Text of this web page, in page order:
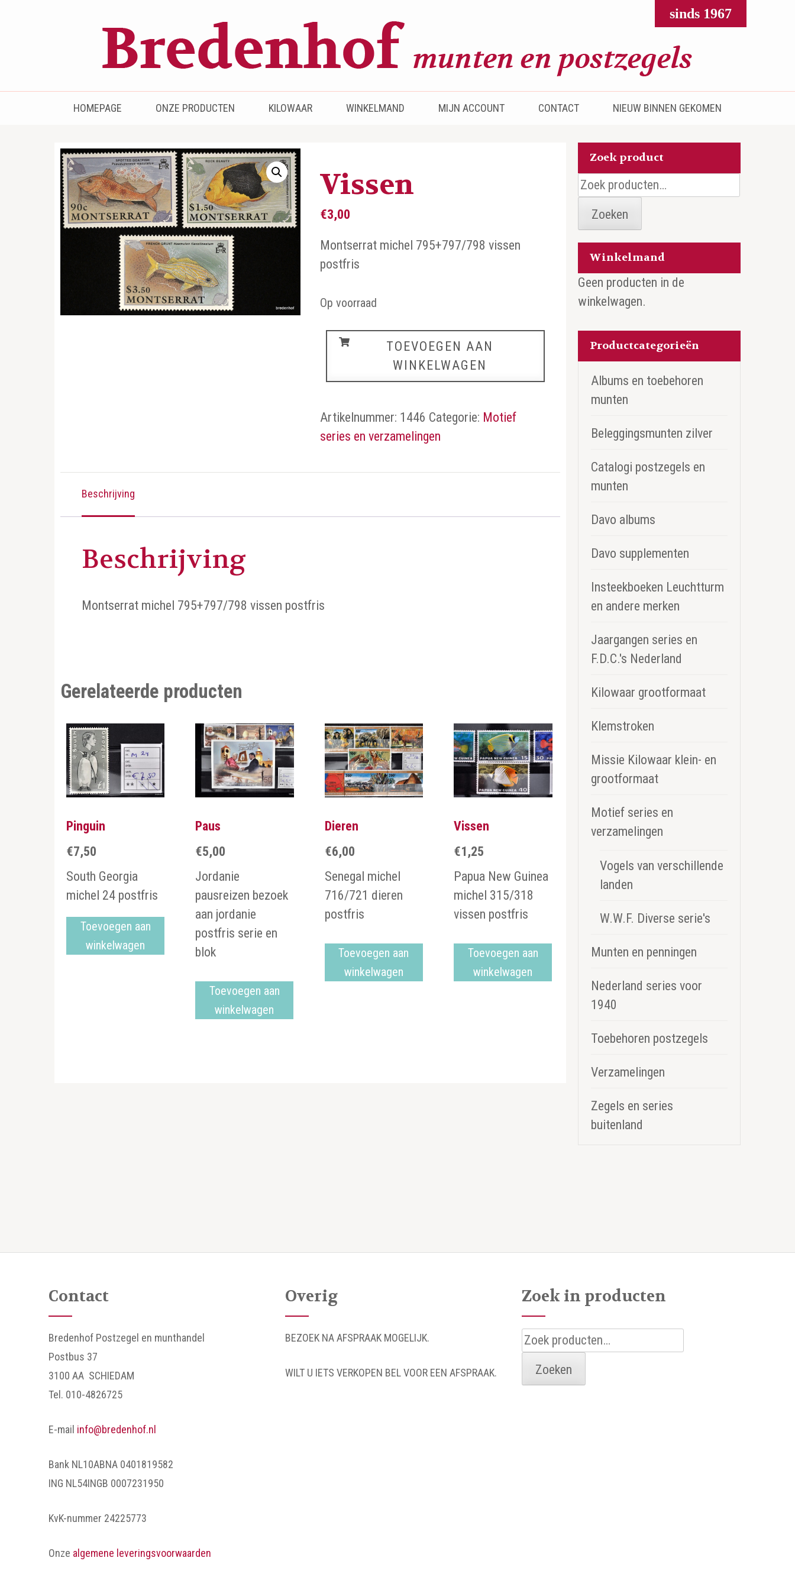
sinds 1967
Bredenhof
Postzegels en munten
HOMEPAGE ONZE PRODUCTEN KILOWAAR WINKELMAND MIJN ACCOUNT CONTACT NIEUW BINNEN GEKOMEN
Vissen
€3,00
Montserrat michel 795+797/798 vissen
postfris
Op voorraad
Vissen
TOEVOEGEN AAN
WINKELWAGEN
Artikelnummer: 1446 Categorie: Motief
series en verzamelingen
Beschrijving
Beschrijving
Montserrat michel 795+797/798 vissen postfris
Gerelateerde producten
Pinguin
€7,50
South Georgia
michel 24 postfris
Toevoegen aan
winkelwagen
Paus
€5,00
Jordanie
pausreizen bezoek
aan jordanie
postfris serie en
blok
Toevoegen aan
winkelwagen
Dieren
€6,00
Senegal michel
716/721 dieren
postfris
Toevoegen aan
winkelwagen
Vissen
€1,25
Papua New Guinea
michel 315/318
vissen postfris
Toevoegen aan
winkelwagen
Zoek product
Zoeken
naar:
Zoeken
Winkelmand
Geen producten in de
winkelwagen.
Productcategorieën
Albums en toebehoren
munten
Beleggingsmunten zilver
Catalogi postzegels en
munten
Davo albums
Davo supplementen
Insteekboeken Leuchtturm
en andere merken
Jaargangen series en
F.D.C.'s Nederland
Kilowaar grootformaat
Klemstroken
Missie Kilowaar klein- en
grootformaat
Motief series en
verzamelingen
Vogels van verschillende
landen
W.W.F. Diverse serie's
Munten en penningen
Nederland series voor
1940
Toebehoren postzegels
Verzamelingen
Zegels en series
buitenland
Contact
Bredenhof Postzegel en munthandel
Postbus 37
3100 AA SCHIEDAM
Tel. 010-4826725
E-mail info@bredenhof.nl
Bank NL10ABNA 0401819582
ING NL54INGB 0007231950
KvK-nummer 24225773
Onze algemene leveringsvoorwaarden
Overig
BEZOEK NA AFSPRAAK MOGELIJK.
WILT U IETS VERKOPEN BEL VOOR EEN AFSPRAAK.
Zoek in producten
Zoeken
naar:
Zoeken